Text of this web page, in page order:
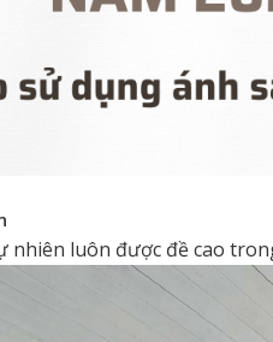
nhiên luôn được đề cao